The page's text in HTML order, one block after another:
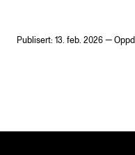
Publisert: 13. feb. 2026 —